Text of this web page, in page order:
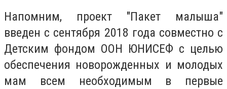
Напомним, проект "Пакет малыша"
введен с сентября 2018 года совместно с
Детским фондом ООН ЮНИСЕФ с целью
обеспечения новорожденных и молодых
мам всем необходимым в первые